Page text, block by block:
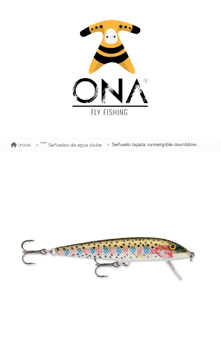
Inicio Señuelos de agua dulce Señuelo rapala sumergible countdown 11 cm. rt